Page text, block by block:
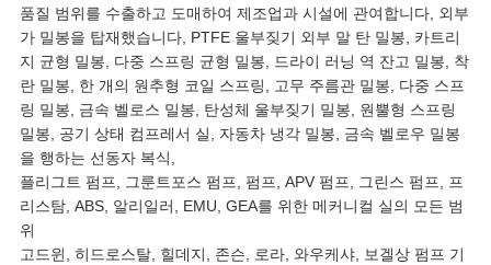
품질 범위를 수출하고 도매하여 제조업과 시설에 관여합니다, 외부
가 밀봉을 탑재했습니다, PTFE 울부짖기 외부 말 탄 밀봉, 카트리
지 균형 밀봉, 다중 스프링 균형 밀봉, 드라이 러닝 역 잔고 밀봉, 착
란 밀봉, 한 개의 원추형 코일 스프링, 고무 주름관 밀봉, 다중 스프
링 밀봉, 금속 벨로스 밀봉, 탄성체 울부짖기 밀봉, 원뿔형 스프링
밀봉, 공기 상태 컴프레서 실, 자동차 냉각 밀봉, 금속 벨로우 밀봉
을 행하는 선동자 복식,
플리그트 펌프, 그룬트포스 펌프, 펌프, APV 펌프, 그린스 펌프, 프
리스탐, ABS, 알리일러, EMU, GEA를 위한 메커니컬 실의 모든 범
위
고드윈, 히드로스탈, 힐데지, 존슨, 로라, 와우케샤, 보겔상 펌프 기